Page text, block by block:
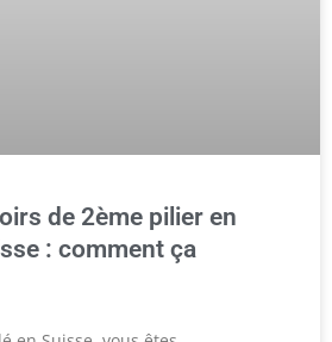
de 2ème pilier en
: comment ça